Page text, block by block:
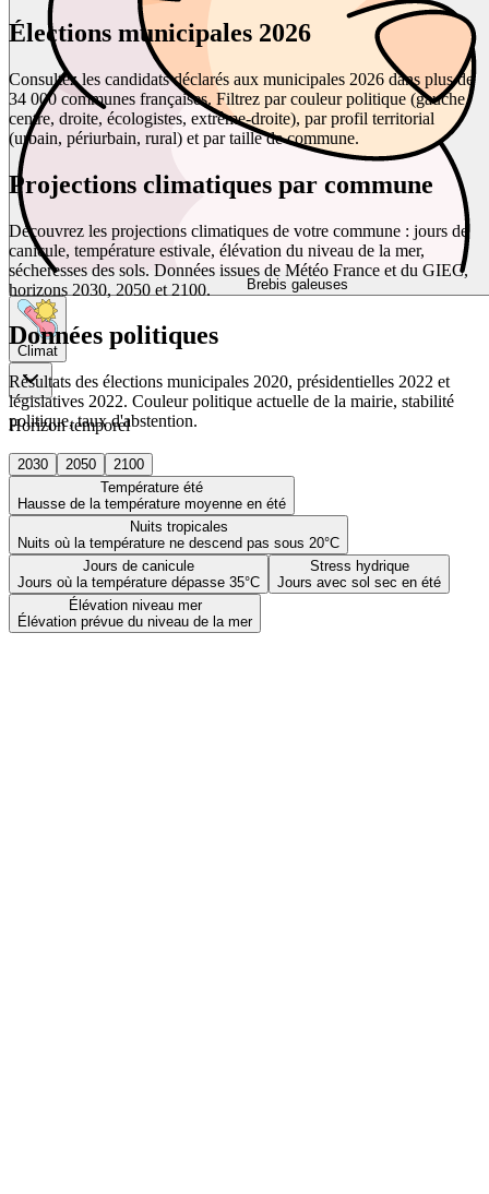
Brebis galeuses
Climat
Horizon temporel
2030 2050
2100
Température été
Hausse de la température moyenne en été
Nuits tropicales
Nuits où la température ne descend pas sous 20°C
Jours de canicule
Jours où la température dépasse 35°C
Stress hydrique
Jours avec sol sec en été
Élévation niveau mer
Élévation prévue du niveau de la mer
Élections municipales 2026
Consultez les candidats déclarés aux municipales 2026 dans plus de
34 000 communes françaises. Filtrez par couleur politique (gauche,
centre, droite, écologistes, extrême-droite), par profil territorial
(urbain, périurbain, rural) et par taille de commune.
Projections climatiques par commune
Découvrez les projections climatiques de votre commune : jours de
canicule, température estivale, élévation du niveau de la mer,
sécheresses des sols. Données issues de Météo France et du GIEC,
horizons 2030, 2050 et 2100.
Données politiques
Résultats des élections municipales 2020, présidentielles 2022 et
législatives 2022. Couleur politique actuelle de la mairie, stabilité
politique, taux d'abstention.